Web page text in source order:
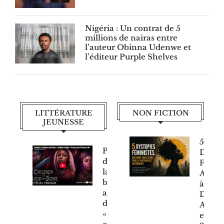
Nigéria : Un contrat de 5
millions de nairas entre
l’auteur Obinna Udenwe et
l’éditeur Purple Shelves
LITTÉRATURE
JEUNESSE
Paramount
dévoile
la
bande-
annonce
de
« Children
NON FICTION
5
Afro
à
en